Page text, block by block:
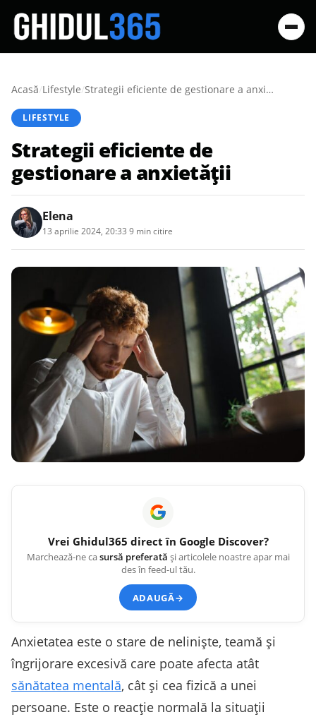
Acasă/Lifestyle/ Strategii eficiente de gestionare a anxietății
LIFESTYLE
Strategii eficiente de
gestionare a anxietății
Elena
13 aprilie 2024, 20:33 9 min citire
Vrei Ghidul365 direct în Google Discover?
Marchează-ne casursă preferată și articolele noastre apar mai
des în feed-ul tău.
ADAUGĂ→
Anxietatea este o stare de neliniște, teamă și
îngrijorare excesivă care poate afecta atât
sănătatea mentală, cât și cea fizică a unei
persoane. Este o reacție normală la situații